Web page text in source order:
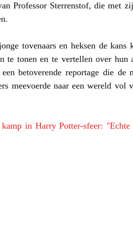
Professor Sterrenstof, die met
tovenaars en heksen de kans
te tonen en te vertellen over hun
betoverende reportage die de
meevoerde naar een wereld vol
in Harry Potter-sfeer: